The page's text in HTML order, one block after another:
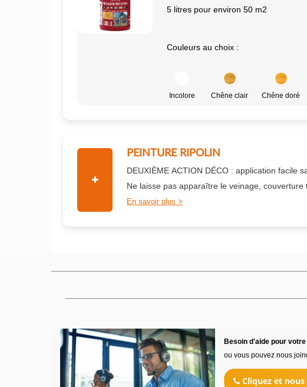
5 litres pour environ 50 m2
Couleurs au choix :
Incolore Chêne clair Chêne doré
PEINTURE RIPOLIN
DEUXIÈME ACTION DÉCO : application facile
Ne laisse pas apparaître le veinage, couverture
En savoir plus
Besoin d'aide pour
ou vous pouvez nous
Cliquez et